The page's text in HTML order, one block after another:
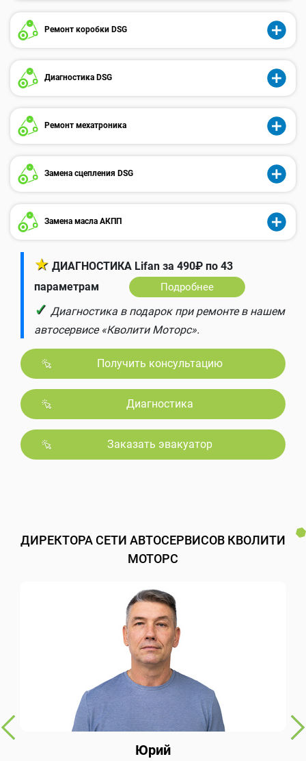
Ремонт коробки DSG
Диагностика DSG
Ремонт мехатроника
Замена сцепления DSG
Замена масла АКПП
★ ДИАГНОСТИКА Lifan за 490₽ по 43
параметрам
Подробнее
✓ Диагностика в подарок при ремонте в нашем
автосервисе «Кволити Моторс».
Получить консультацию
Диагностика
Заказать эвакуатор
ДИРЕКТОРА СЕТИ АВТОСЕРВИСОВ КВОЛИТИ
МОТОРС
Юрий